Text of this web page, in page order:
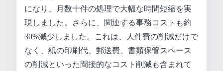
になり、月数十件の処理で大幅な時間短縮を実
現しました。さらに、関連する事務コストも約
30%減少しました。これは、人件費の削減だけで
なく、紙の印刷代、郵送費、書類保管スペース
の削減といった間接的なコスト削減も含まれて